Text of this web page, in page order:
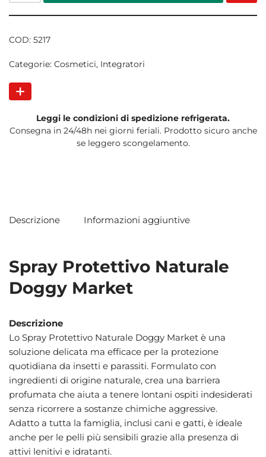
COD: 5217
Categorie: Cosmetici, Integratori
Leggi le condizioni di spedizione refrigerata.
Consegna in 24/48h nei giorni feriali. Prodotto sicuro anche
se leggero scongelamento.
Descrizione Informazioni aggiuntive
Spray Protettivo Naturale
Doggy Market
Descrizione
Lo Spray Protettivo Naturale Doggy Market è una
soluzione delicata ma efficace per la protezione
quotidiana da insetti e parassiti. Formulato con
ingredienti di origine naturale, crea una barriera
profumata che aiuta a tenere lontani ospiti indesiderati
senza ricorrere a sostanze chimiche aggressive.
Adatto a tutta la famiglia, inclusi cani e gatti, è ideale
anche per le pelli più sensibili grazie alla presenza di
attivi lenitivi e idratanti.